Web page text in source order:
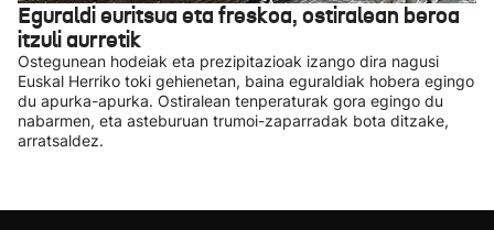
Eguraldi euritsua eta freskoa, ostiralean beroa
itzuli aurretik
Ostegunean hodeiak eta prezipitazioak izango dira nagusi
Euskal Herriko toki gehienetan, baina eguraldiak hobera egingo
du apurka-apurka. Ostiralean tenperaturak gora egingo du
nabarmen, eta asteburuan trumoi-zaparradak bota ditzake,
arratsaldez.